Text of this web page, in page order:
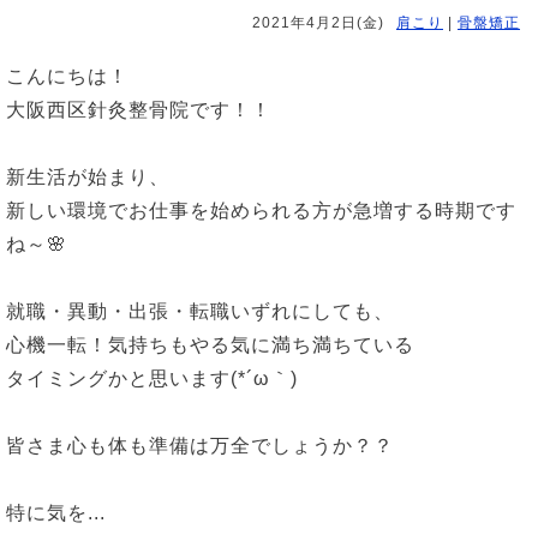
2021年4月2日(金) 肩こり 骨盤矯正
こんにちは！
大阪西区針灸整骨院です！！
新生活が始まり、
新しい環境でお仕事を始められる方が急増する時期です
ね～🌸
就職・異動・出張・転職いずれにしても、
心機一転！気持ちもやる気に満ち満ちている
タイミングかと思います(*´ω｀)
皆さま心も体も準備は万全でしょうか？？
特に気を...